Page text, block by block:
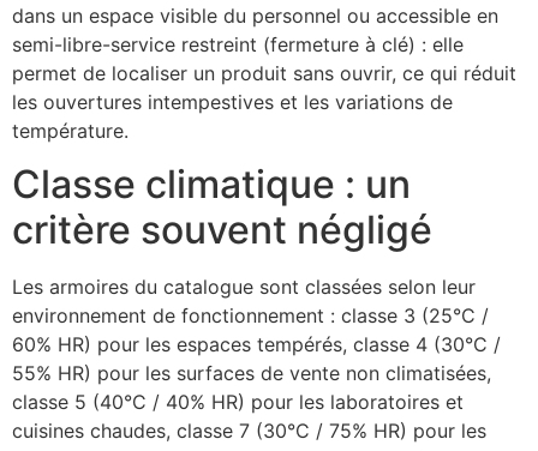
dans un espace visible du personnel ou accessible en
semi-libre-service restreint (fermeture à clé) : elle
permet de localiser un produit sans ouvrir, ce qui réduit
les ouvertures intempestives et les variations de
température.
Classe climatique : un
critère souvent négligé
Les armoires du catalogue sont classées selon leur
environnement de fonctionnement : classe 3 (25°C /
60% HR) pour les espaces tempérés, classe 4 (30°C /
55% HR) pour les surfaces de vente non climatisées,
classe 5 (40°C / 40% HR) pour les laboratoires et
cuisines chaudes, classe 7 (30°C / 75% HR) pour les